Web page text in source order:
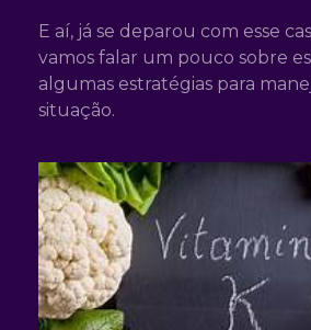
E aí, já se deparou com esse
vamos falar um pouco sobre
algumas estratégias para
situação.